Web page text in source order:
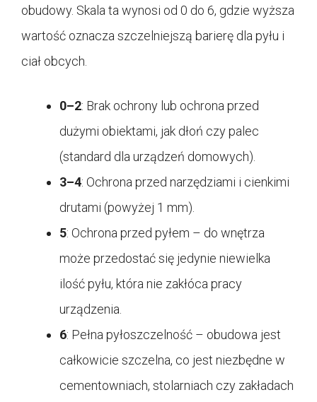
obudowy. Skala ta wynosi od 0 do 6, gdzie wyższa
wartość oznacza szczelniejszą barierę dla pyłu i
ciał obcych.
0–2: Brak ochrony lub ochrona przed
dużymi obiektami, jak dłoń czy palec
(standard dla urządzeń domowych).
3–4: Ochrona przed narzędziami i cienkimi
drutami (powyżej 1 mm).
5: Ochrona przed pyłem – do wnętrza
może przedostać się jedynie niewielka
ilość pyłu, która nie zakłóca pracy
urządzenia.
6: Pełna pyłoszczelność – obudowa jest
całkowicie szczelna, co jest niezbędne w
cementowniach, stolarniach czy zakładach